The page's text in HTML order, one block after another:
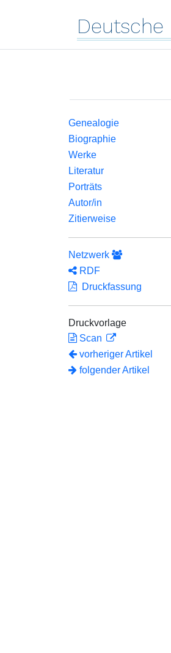
Deutsche
Genealogie
Biographie
Werke
Literatur
Porträts
Autor/in
Zitierweise
Netzwerk
RDF
Druckfassung
Druckvorlage
Scan
vorheriger Artikel
folgender Artikel